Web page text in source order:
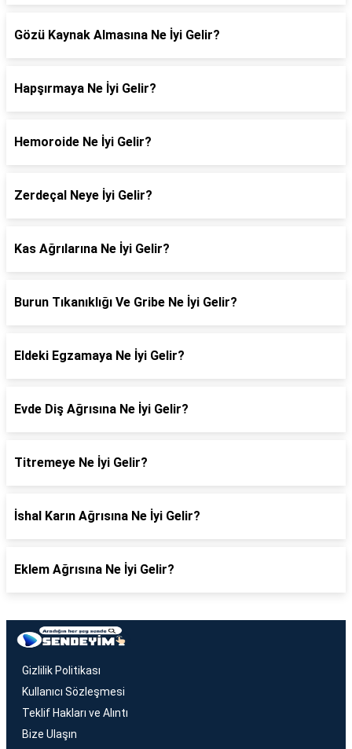
Gözü Kaynak Almasına Ne İyi Gelir?
Hapşırmaya Ne İyi Gelir?
Hemoroide Ne İyi Gelir?
Zerdeçal Neye İyi Gelir?
Kas Ağrılarına Ne İyi Gelir?
Burun Tıkanıklığı Ve Gribe Ne İyi Gelir?
Eldeki Egzamaya Ne İyi Gelir?
Evde Diş Ağrısına Ne İyi Gelir?
Titremeye Ne İyi Gelir?
İshal Karın Ağrısına Ne İyi Gelir?
Eklem Ağrısına Ne İyi Gelir?
Gizlilik Politikası
Kullanıcı Sözleşmesi
Teklif Hakları ve Alıntı
Bize Ulaşın